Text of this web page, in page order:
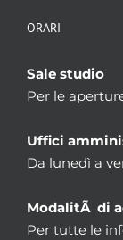
ORARI
Sale studio
Per le
Uffici
Da lunedì a
ModalitÃ di
Per tutte le